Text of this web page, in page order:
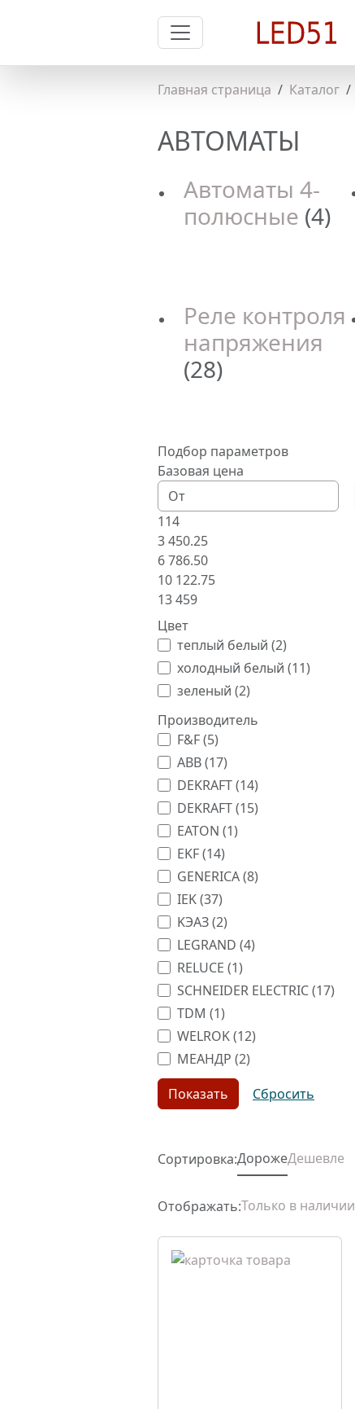
Главная страница Каталог
АВТОМАТЫ
Автоматы 4-
полюсные (4)
Реле контроля
напряжения
(28)
Подбор параметров
Базовая цена
114
3 450.25
6 786.50
10 122.75
13 459
Цвет
теплый белый (2)
холодный белый (11)
зеленый (2)
Производитель
F&F (5)
ABB (17)
DEKRAFT (14)
DEKRAFT (15)
EATON (1)
EKF (14)
GENERICA (8)
IEK (37)
KЭАЗ (2)
LEGRAND (4)
RELUCE (1)
SCHNEIDER ELECTRIC (17)
TDM (1)
WELROK (12)
МЕАНДР (2)
Сортировка:ДорожеДешевле
Отображать:Только в наличии